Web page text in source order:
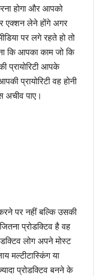
होगा और आपको
एक्शन लेने होंगे अगर
पर लगे रहते हो तो
कि आपका काम जो कि
प्रायोरिटी आपके
प्रायोरिटी वह होनी
अचीव पाए।
पर नहीं बल्कि उसकी
प्रोडक्टिव है वह
लोग अपने मोस्ट
मल्टीटास्किंग या
प्रोडक्टिव बनने के